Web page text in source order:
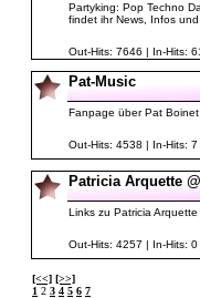
Partyking: Pop Techno
findet ihr News, Infos und
Out-Hits: 7646 | In-Hits:
Pat-Music
Fanpage über Pat
Out-Hits: 4538 | In-Hits:
Patricia Arquette
Links zu Patricia
Out-Hits: 4257 | In-Hits:
[<<] [>>]
1 2 3 4 5 6 7